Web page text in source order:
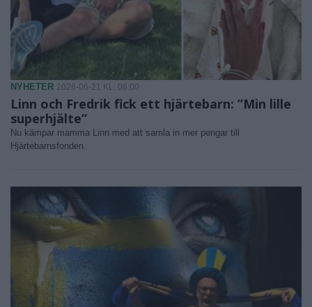
NYHETER 2026-06-21 KL. 06:00
Linn och Fredrik fick ett hjärtebarn: ”Min lille
superhjälte”
Nu kämpar mamma Linn med att samla in mer pengar till
Hjärtebarnsfonden.